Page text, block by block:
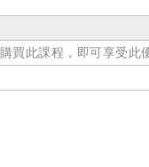
買此課程，即可享受此